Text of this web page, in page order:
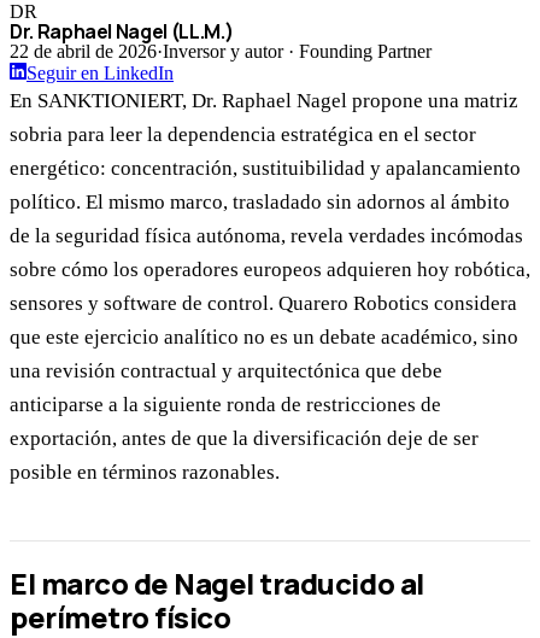
DR
Dr. Raphael Nagel (LL.M.)
22 de abril de 2026·Inversor y autor · Founding Partner
Seguir en LinkedIn
En SANKTIONIERT, Dr. Raphael Nagel propone una matriz
sobria para leer la dependencia estratégica en el sector
energético: concentración, sustituibilidad y apalancamiento
político. El mismo marco, trasladado sin adornos al ámbito
de la seguridad física autónoma, revela verdades incómodas
sobre cómo los operadores europeos adquieren hoy robótica,
sensores y software de control. Quarero Robotics considera
que este ejercicio analítico no es un debate académico, sino
una revisión contractual y arquitectónica que debe
anticiparse a la siguiente ronda de restricciones de
exportación, antes de que la diversificación deje de ser
posible en términos razonables.
El marco de Nagel traducido al
perímetro físico